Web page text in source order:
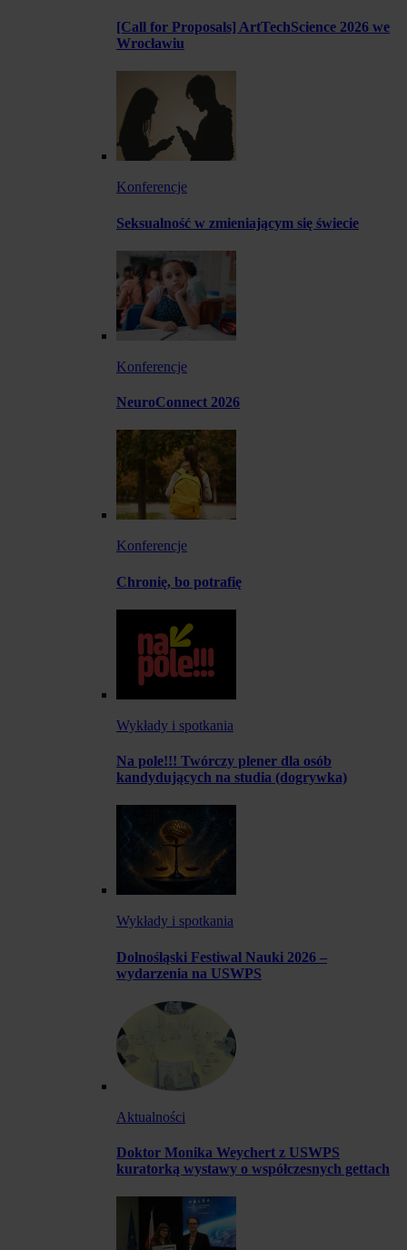
[Call for Proposals] ArtTechScience 2026 we
Wrocławiu
Konferencje
Seksualność w zmieniającym się świecie
Konferencje
NeuroConnect 2026
Konferencje
Chronię, bo potrafię
Wykłady i spotkania
Na pole!!! Twórczy plener dla osób
kandydujących na studia (dogrywka)
Wykłady i spotkania
Dolnośląski Festiwal Nauki 2026 –
wydarzenia na USWPS
Aktualności
Doktor Monika Weychert z USWPS
kuratorką wystawy o współczesnych gettach